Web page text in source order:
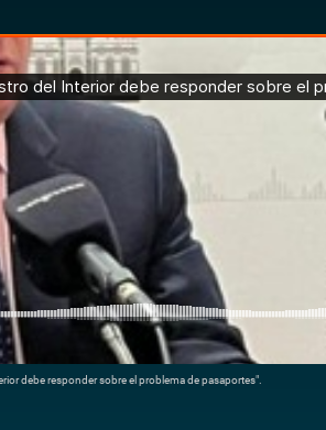
debe responder sobre el problema de pasaportes".